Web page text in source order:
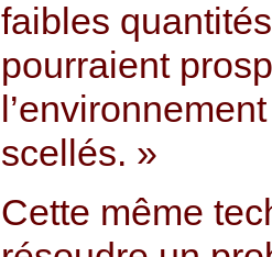
faibles
pourraient
scellés. »
Cette même